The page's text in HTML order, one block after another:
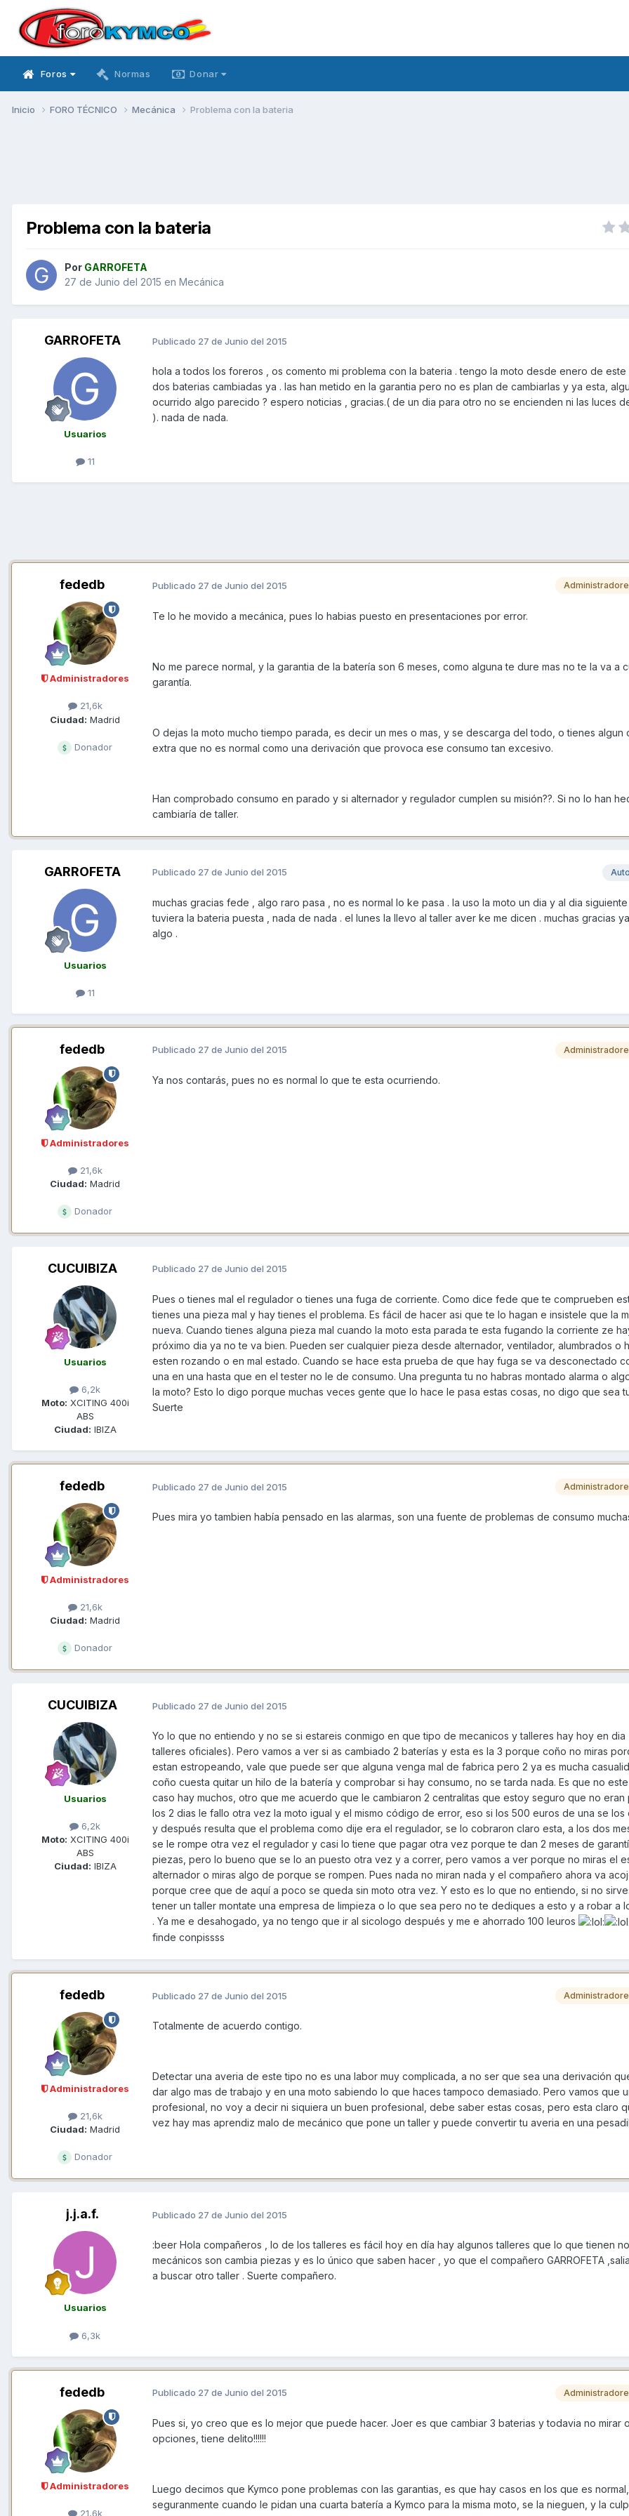
Foros Normas Donar
Inicio FORO TÉCNICO Mecánica Problema con la bateria
Problema con la bateria
Por GARROFETA
27 de Junio del 2015 en Mecánica
GARROFETA
Usuarios
11
Publicado 27 de Junio del 2015
hola a todos los foreros , os comento mi problema con la bateria . tengo la moto desde enero de
dos baterias cambiadas ya . las han metido en la garantia pero no es plan de cambiarlas y ya esta,
ocurrido algo parecido ? espero noticias , gracias.( de un dia para otro no se encienden ni las luces
). nada de nada.
fededb
Administradores
21,6k
Ciudad: Madrid
Donador
Publicado 27 de Junio del 2015
Te lo he movido a mecánica, pues lo habias puesto en presentaciones por error.
No me parece normal, y la garantia de la batería son 6 meses, como alguna te dure mas no te la va a
garantía.
O dejas la moto mucho tiempo parada, es decir un mes o mas, y se descarga del todo, o tienes algun
extra que no es normal como una derivación que provoca ese consumo tan excesivo.
Han comprobado consumo en parado y si alternador y regulador cumplen su misión??. Si no lo han
cambiaría de taller.
GARROFETA
Usuarios
11
Publicado 27 de Junio del 2015
muchas gracias fede , algo raro pasa , no es normal lo ke pasa . la uso la moto un dia y al dia
tuviera la bateria puesta , nada de nada . el lunes la llevo al taller aver ke me dicen . muchas gracias
algo .
fededb
Administradores
21,6k
Ciudad: Madrid
Donador
Publicado 27 de Junio del 2015
Ya nos contarás, pues no es normal lo que te esta ocurriendo.
CUCUIBIZA
Usuarios
6,2k
Moto: XCITING 400i
ABS
Ciudad: IBIZA
Publicado 27 de Junio del 2015
Pues o tienes mal el regulador o tienes una fuga de corriente. Como dice fede que te comprueben
tienes una pieza mal y hay tienes el problema. Es fácil de hacer asi que te lo hagan e insistele que la
nueva. Cuando tienes alguna pieza mal cuando la moto esta parada te esta fugando la corriente ze
próximo dia ya no te va bien. Pueden ser cualquier pieza desde alternador, ventilador, alumbrados o
esten rozando o en mal estado. Cuando se hace esta prueba de que hay fuga se va desconectado
una en una hasta que en el tester no le de consumo. Una pregunta tu no habras montado alarma o
la moto? Esto lo digo porque muchas veces gente que lo hace le pasa estas cosas, no digo que sea
Suerte
fededb
Administradores
21,6k
Ciudad: Madrid
Donador
Publicado 27 de Junio del 2015
Pues mira yo tambien había pensado en las alarmas, son una fuente de problemas de consumo
CUCUIBIZA
Usuarios
6,2k
Moto: XCITING 400i
ABS
Ciudad: IBIZA
Publicado 27 de Junio del 2015
Yo lo que no entiendo y no se si estareis conmigo en que tipo de mecanicos y talleres hay hoy en dia
talleres oficiales). Pero vamos a ver si as cambiado 2 baterías y esta es la 3 porque coño no miras
estan estropeando, vale que puede ser que alguna venga mal de fabrica pero 2 ya es mucha
coño cuesta quitar un hilo de la batería y comprobar si hay consumo, no se tarda nada. Es que no
caso hay muchos, otro que me acuerdo que le cambiaron 2 centralitas que estoy seguro que no eran
los 2 dias le fallo otra vez la moto igual y el mismo código de error, eso si los 500 euros de una se los
y después resulta que el problema como dije era el regulador, se lo cobraron claro esta, a los dos
se le rompe otra vez el regulador y casi lo tiene que pagar otra vez porque te dan 2 meses de
piezas, pero lo bueno que se lo an puesto otra vez y a correr, pero vamos a ver porque no miras el
alternador o miras algo de porque se rompen. Pues nada no miran nada y el compañero ahora va
porque cree que de aquí a poco se queda sin moto otra vez. Y esto es lo que no entiendo, si no
tener un taller montate una empresa de limpieza o lo que sea pero no te dediques a esto y a robar a
. Ya me e desahogado, ya no tengo que ir al sicologo después y me e ahorrado 100 leuros
finde conpissss
fededb
Administradores
21,6k
Ciudad: Madrid
Donador
Publicado 27 de Junio del 2015
Totalmente de acuerdo contigo.
Detectar una averia de este tipo no es una labor muy complicada, a no ser que sea una derivación
dar algo mas de trabajo y en una moto sabiendo lo que haces tampoco demasiado. Pero vamos que
profesional, no voy a decir ni siquiera un buen profesional, debe saber estas cosas, pero esta claro
vez hay mas aprendiz malo de mecánico que pone un taller y puede convertir tu averia en una
j.j.a.f.
Usuarios
6,3k
Publicado 27 de Junio del 2015
:beer Hola compañeros , lo de los talleres es fácil hoy en día hay algunos talleres que lo que tienen
mecánicos son cambia piezas y es lo único que saben hacer , yo que el compañero GARROFETA
a buscar otro taller . Suerte compañero.
fededb
Administradores
21,6k
Publicado 27 de Junio del 2015
Pues si, yo creo que es lo mejor que puede hacer. Joer es que cambiar 3 baterias y todavia no mirar
opciones, tiene delito!!!!!!
Luego decimos que Kymco pone problemas con las garantias, es que hay casos en los que es normal,
seguranmente cuando le pidan una cuarta batería a Kymco para la misma moto, se la nieguen, y la